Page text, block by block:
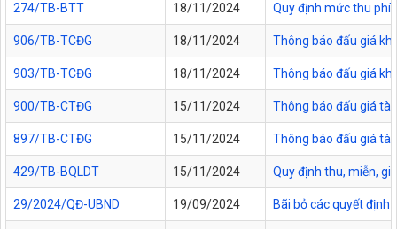
274/TB-BTT 18/11/2024 Quy định mức thu
906/TB-TCĐG 18/11/2024 Thông báo đấu giá
903/TB-TCĐG 18/11/2024 Thông báo đấu giá
900/TB-CTĐG 15/11/2024 Thông báo đấu giá tài
897/TB-CTĐG 15/11/2024 Thông báo đấu giá tài
429/TB-BQLDT 15/11/2024 Quy định thu, miễn,
29/2024/QĐ-UBND 19/09/2024 Bãi bỏ các quyết định